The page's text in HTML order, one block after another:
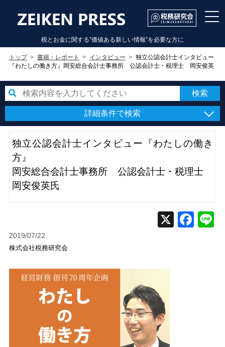
税とお金に関する”価値ある新しい情報”を必要な方に
トップ 書籍・レポート インタビュー
独立公認会計士インタビュー
『わたしの働き方』岡安総合会計士事務所 公認会計士・税理士 岡安俊英
詳細条件で検索
独立公認会計士インタビュー『わたしの働き
方』
岡安総合会計士事務所 公認会計士・税理士
岡安俊英氏
2019/07/22
株式会社税務研究会